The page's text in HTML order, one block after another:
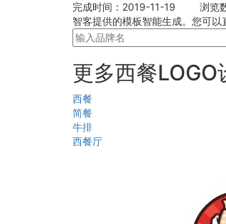
完成时间：2019-11-19
浏览
智客提供的模板智能生成。您可以
更多西餐LOGO
西餐
简餐
牛排
西餐厅